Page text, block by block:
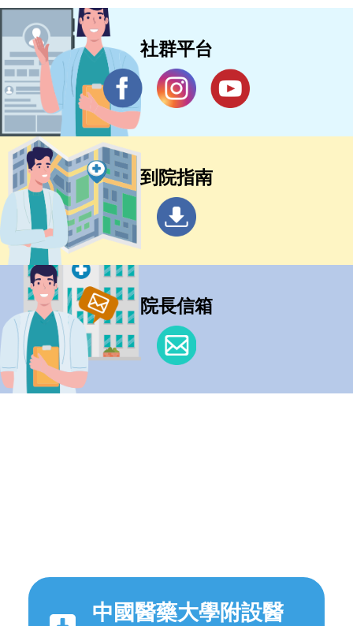
社群平台
到院指南
院長信箱
中國醫藥大學附設醫